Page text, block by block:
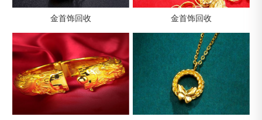
金首饰回收 金首饰回收